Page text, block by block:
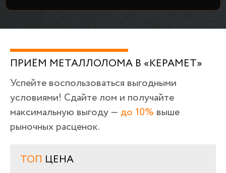
ПРИЁМ МЕТАЛЛОЛОМА В «КЕРАМЕТ»
Успейте воспользоваться выгодными
условиями! Сдайте лом и получайте
максимальную выгоду — до 10% выше
рыночных расценок.
ТОП ЦЕНА